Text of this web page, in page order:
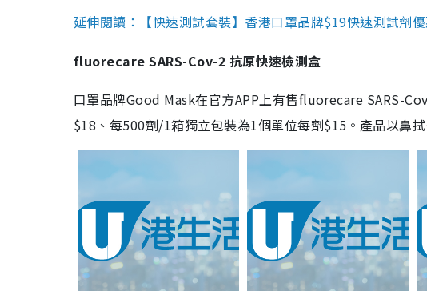
延伸閱讀：【快速測試套裝】香港口罩品牌$19快速測試劑
fluorecare SARS-Cov-2 抗原快速檢測盒
口罩品牌Good Mask在官方APP上有售fluorecare SARS-
$18、每500劑/1箱獨立包裝為1個單位每劑$15。產品以鼻